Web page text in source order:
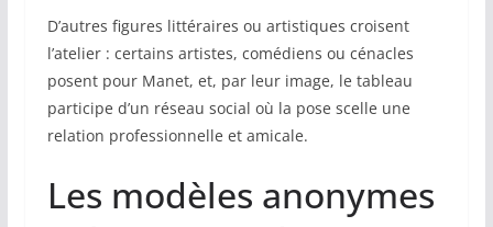
D’autres figures littéraires ou artistiques croisent
l’atelier : certains artistes, comédiens ou cénacles
posent pour Manet, et, par leur image, le tableau
participe d’un réseau social où la pose scelle une
relation professionnelle et amicale.
Les modèles anonymes